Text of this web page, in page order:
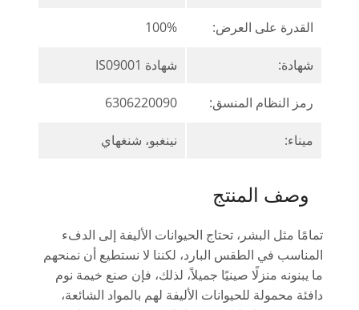
القدرة على العرض: 100%
شهادة: شهادة IS09001
رمز النظام المنسق: 6306220090
ميناء: نينغبو، شنغهاي
وصف المنتج
تمامًا مثل البشر، تحتاج الحيوانات الأليفة إلى الدفء
المناسب في الطقس البارد، لكننا لا نستطيع أن نمنحهم
ما يبنونه منزلًا صينيًا جميلاً، لذلك، فإن صنع خيمة نوم
دافئة محمولة للحيوانات الأليفة لهم بالمواد الشائعة،